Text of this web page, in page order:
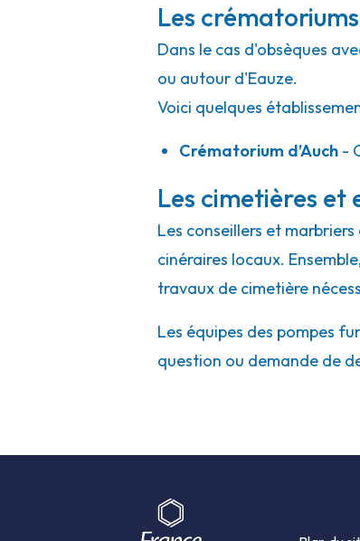
Les
Dans le cas d'obsèques
ou autour d'Eauze.
Voici quelques
Crématorium d’Auch -
Les cimetières et
Les conseillers et
cinéraires locaux.
travaux de cimetière
Les équipes des pompes
question ou demande de